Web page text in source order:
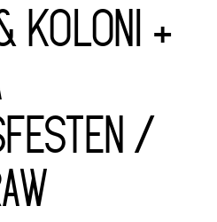
KOLONI +
/